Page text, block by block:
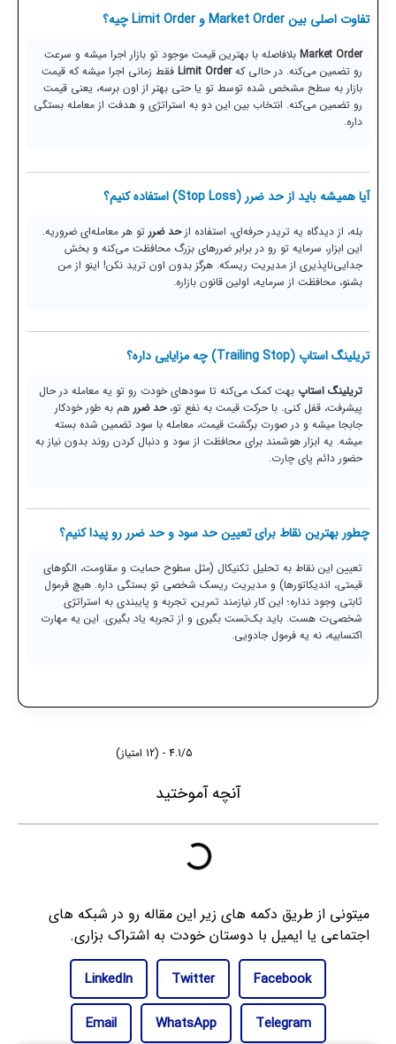
تفاوت اصلی بین Market Order و Limit Order چیه؟
Market Order بلافاصله با بهترین قیمت موجود تو بازار اجرا میشه و سرعت
رو تضمین می‌کنه. در حالی کهLimit Order فقط زمانی اجرا میشه که قیمت
بازار به سطح مشخص شده توسط تو یا حتی بهتر از اون برسه، یعنی قیمت
رو تضمین می‌کنه. انتخاب بین این دو به استراتژی و هدفت از معامله بستگی
داره.
آیا همیشه باید از حد ضرر (Stop Loss) استفاده کنیم؟
بله، از دیدگاه یه تریدر حرفه‌ای، استفاده ازحد ضرر تو هر معامله‌ای ضروریه.
این ابزار، سرمایه تو رو در برابر ضررهای بزرگ محافظت می‌کنه و بخش
جدایی‌ناپذیری از مدیریت ریسکه. هرگز بدون اون ترید نکن! اینو از من
بشنو، محافظت از سرمایه، اولین قانون بازاره.
تریلینگ استاپ (Trailing Stop) چه مزایایی داره؟
تریلینگ استاپ بهت کمک می‌کنه تا سودهای خودت رو تو یه معامله در حال
پیشرفت، قفل کنی. با حرکت قیمت به نفع تو،حد ضرر هم به طور خودکار
جابجا میشه و در صورت برگشت قیمت، معامله با سود تضمین شده بسته
میشه. یه ابزار هوشمند برای محافظت از سود و دنبال کردن روند بدون نیاز به
حضور دائم پای چارت.
چطور بهترین نقاط برای تعیینحد سود و حد ضرر رو پیدا کنیم؟
تعیین این نقاط به تحلیل تکنیکال (مثل سطوح حمایت و مقاومت، الگوهای
قیمتی، اندیکاتورها) و مدیریت ریسک شخصی تو بستگی داره. هیچ فرمول
ثابتی وجود نداره؛ این کار نیازمند تمرین، تجربه و پایبندی به استراتژی
شخصی‌ت هست. باید بک‌تست بگیری و از تجربه یاد بگیری. این یه مهارت
اکتسابیه، نه یه فرمول جادویی.
4.1/5 - (12 امتیاز)
آنچه آموختید
میتونی از طریق دکمه های زیر این مقاله رو در شبکه های
اجتماعی یا ایمیل با دوستان خودت به اشتراک بزاری.
Facebook
Twitter
LinkedIn
Telegram
WhatsApp
Email